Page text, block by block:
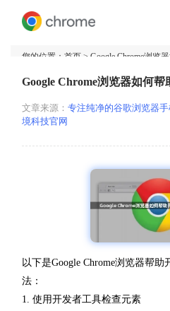
您的位置： 首页 > Google Chrome浏览器
文章来源： 专注纯净的谷歌浏览器
境科技官网
以下是Google Chrome浏览器帮
法：
1. 使用开发者工具检查元素